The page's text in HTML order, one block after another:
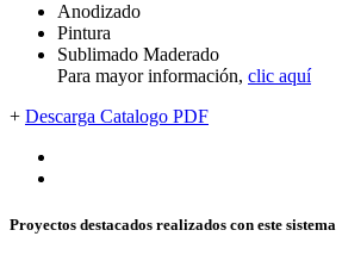
Anodizado
Pintura
Sublimado Maderado
Para mayor información, clic aquí
+ Descarga Catalogo PDF
Proyectos destacados realizados con este sistema